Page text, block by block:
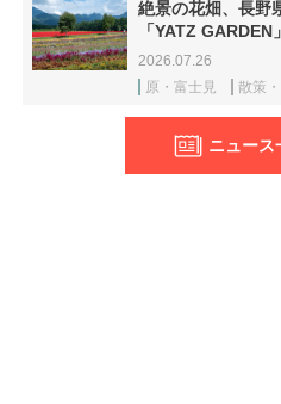
絶景の花畑、長野
「YATZ GARDEN
2026.07.26
原・富士見
散策
ニュース